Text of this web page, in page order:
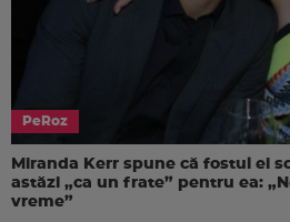
PeRoz
Miranda Kerr spune că fostul ei
astăzi „ca un frate” pentru ea:
vreme”